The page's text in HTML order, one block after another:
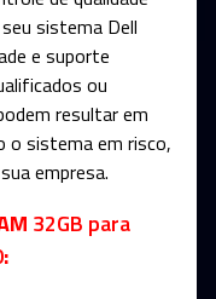
sistema Dell
e suporte
ou
resultar em
o sistema em risco,
empresa.
32GB para
: